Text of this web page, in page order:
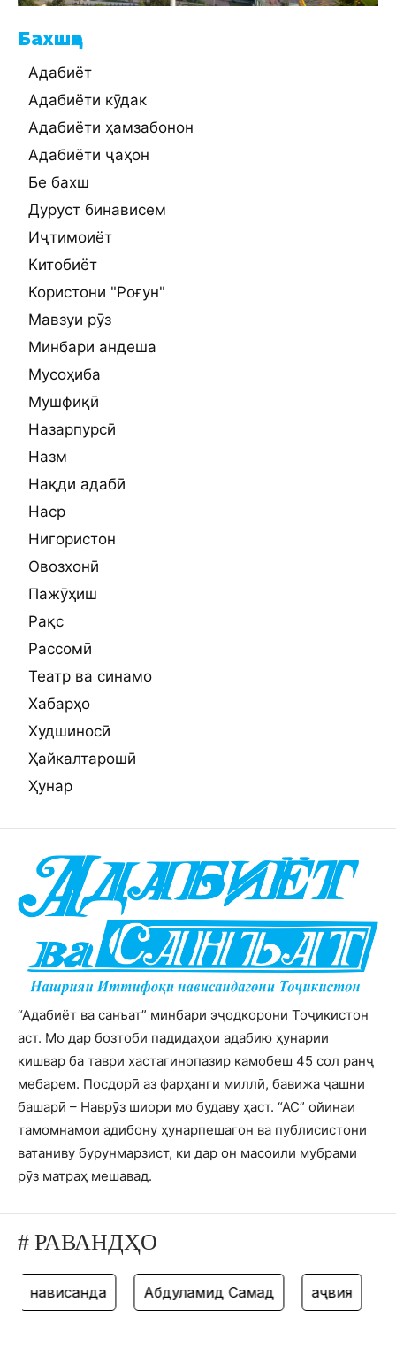
Бахшҳо
Адабиёт
Адабиёти кӯдак
Адабиёти ҳамзабонон
Адабиёти ҷаҳон
Бе бахш
Дуруст бинависем
Иҷтимоиёт
Китобиёт
Користони "Роғун"
Мавзуи рӯз
Минбари андеша
Мусоҳиба
Мушфиқӣ
Назарпурсӣ
Назм
Нақди адабӣ
Наср
Нигористон
Овозхонӣ
Пажӯҳиш
Рақс
Рассомӣ
Театр ва синамо
Хабарҳо
Худшиносӣ
Ҳайкалтарошӣ
Ҳунар
“Адабиёт ва санъат” минбари эҷодкорони Тоҷикистон
аст. Мо дар бозтоби падидаҳои адабию ҳунарии
кишвар ба таври хастагинопазир камобеш 45 сол ранҷ
мебарем. Посдорӣ аз фарҳанги миллӣ, бавижа ҷашни
башарӣ – Наврӯз шиори мо будаву ҳаст. “АС” ойинаи
тамомнамои адибону ҳунарпешагон ва публисистони
ватаниву бурунмарзист, ки дар он масоили мубрами
рӯз матраҳ мешавад.
# РАВАНДҲО
нависанда Абдулҳамид Самад ҳаҷвия